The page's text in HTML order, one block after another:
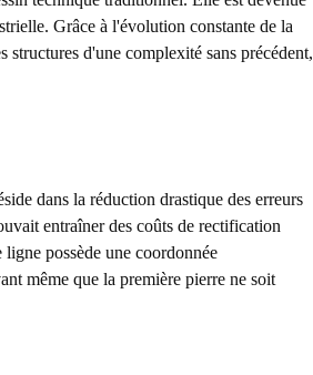
Grâce à l'évolution constante de la
structures d'une complexité sans précédent,
dans la réduction drastique des erreurs
entraîner des coûts de rectification
possède une coordonnée
même que la première pierre ne soit